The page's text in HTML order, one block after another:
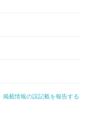
掲載情報の誤記載を報告する